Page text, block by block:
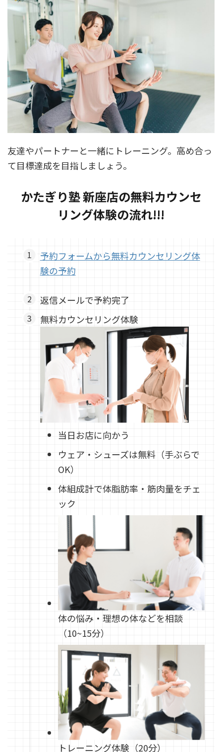
友達やパートナーと一緒にトレーニング。高め合っ
て目標達成を目指しましょう。
かたぎり塾 新座店の無料カウンセ
リング体験の流れ!!!
予約フォームから無料カウンセリング体
験の予約
返信メールで予約完了
無料カウンセリング体験
当日お店に向かう
ウェア・シューズは無料（手ぶらで
OK）
体組成計で体脂肪率・筋肉量をチェ
ック
体の悩み・理想の体などを相談
（10~15分）
トレーニング体験（20分）